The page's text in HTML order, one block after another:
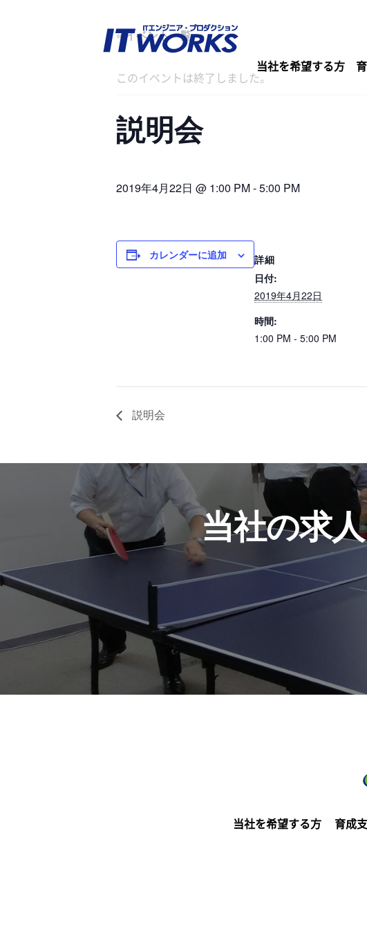
当社を希望する方
« イベント一覧
このイベントは終了しました。
説明会
2019年4月22日 @ 1:00 PM-5:00 PM
カレンダーに追加
詳細
日付:
2019年4月22日
時間:
1:00 PM - 5:00 PM
説明会
当社の求
当社を希望する方 育成